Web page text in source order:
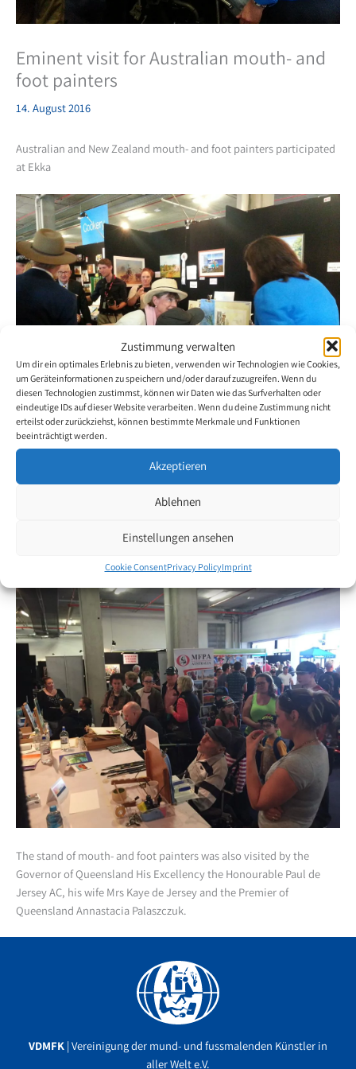
Zustimmung verwalten
Um dir ein optimales Erlebnis zu bieten, verwenden wir Technologien wie Cookies,
um Geräteinformationen zu speichern und/oder darauf zuzugreifen. Wenn du
diesen Technologien zustimmst, können wir Daten wie das Surfverhalten oder
eindeutige IDs auf dieser Website verarbeiten. Wenn du deine Zustimmung nicht
erteilst oder zurückziehst, können bestimmte Merkmale und Funktionen
beeinträchtigt werden.
Akzeptieren
Ablehnen
Einstellungen ansehen
Cookie ConsentPrivacy PolicyImprint
Eminent visit for Australian mouth- and
foot painters
14. August 2016
Australian and New Zealand mouth- and foot painters participated
at Ekka
Australian and New Zealand mouth- and foot painters participated
at this year’s Brisbane Royal Queensland Show, widely referred to
as Ekka. From August 5th to August 14th, various artists
guests. Part of the live act was also a painting and drawing
The stand of mouth- and foot painters was also visited by the
Governor of Queensland His Excellency the Honourable Paul de
Jersey AC, his wife Mrs Kaye de Jersey and the Premier of
Queensland Annastacia Palaszczuk.
VDMFK | Vereinigung der mund- und fussmalenden Künstler in
aller Welt e.V.
Facebook
YouTube
Instagram